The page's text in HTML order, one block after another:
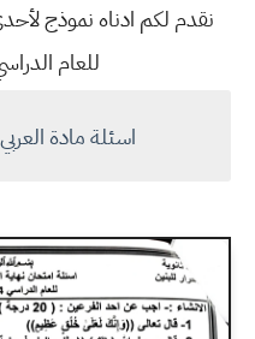
نقدم لكم ادناه نموذج
للعام الدراسي 2024
اسئلة مادة